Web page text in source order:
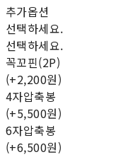
추가옵션
선택하세요.
선택하세요.
꼭꼬핀(2P)
(+2,200원)
4자압축봉
(+5,500원)
6자압축봉
(+6,500원)